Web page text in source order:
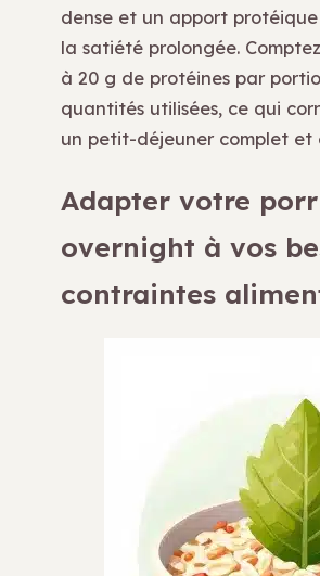
dense et un apport
la satiété prolongée.
à 20 g de protéines par
quantités utilisées, ce qui
un petit-déjeuner complet et
Adapter votre
overnight à vos
contraintes